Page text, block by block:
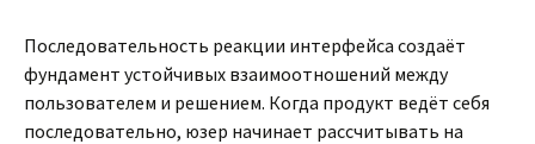
Последовательность реакции интерфейса создаёт
фундамент устойчивых взаимоотношений между
пользователем и решением. Когда продукт ведёт себя
последовательно, юзер начинает рассчитывать на